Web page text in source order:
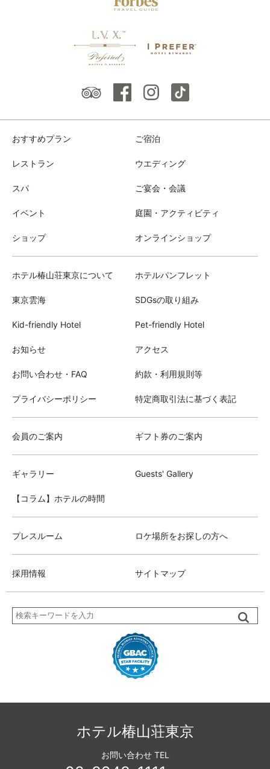
おすすめプラン ご宿泊
レストラン ウエディング
スパ ご宴会・会議
イベント 庭園・アクティビティ
ショップ オンラインショップ
ホテル椿山荘東京について ホテルパンフレット
東京雲海 SDGsの取り組み
Kid-friendly Hotel Pet-friendly Hotel
お知らせ アクセス
お問い合わせ・FAQ 約款・利用規則等
プライバシーポリシー 特定商取引法に基づく表記
会員のご案内 ギフト券のご案内
ギャラリー Guests' Gallery
【コラム】ホテルの時間
プレスルーム ロケ場所をお探しの方へ
採用情報 サイトマップ
ホテル椿山荘東京
お問い合わせ TEL